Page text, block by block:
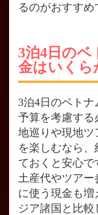
るのがおすすめ
3泊4日の
金はいくら
3泊4日のベト
予算を考慮す
地巡りや現地ツ
を楽しむなら、
ておくと安心
土産代やツア
に使う現金も
ジア諸国と比